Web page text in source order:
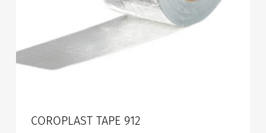
COROPLAST TAPE 912